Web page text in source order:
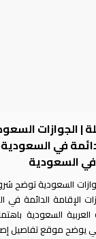
| الجوازات
في السعودية
السعودية توضح
الإقامة الدائمة في
السعودية
يوضح موقع تفاصيل